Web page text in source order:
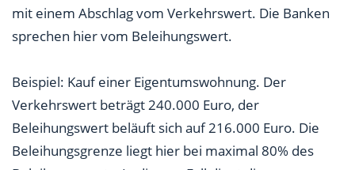
mit einem Abschlag vom Verkehrswert. Die Banken
sprechen hier vom Beleihungswert.
Beispiel: Kauf einer Eigentumswohnung. Der
Verkehrswert beträgt 240.000 Euro, der
Beleihungswert beläuft sich auf 216.000 Euro. Die
Beleihungsgrenze liegt hier bei maximal 80% des